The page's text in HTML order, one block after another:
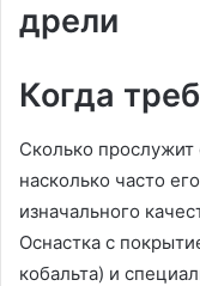
дрели
Когда
Сколько прослужит
насколько часто
изначального
Оснастка с
кобальта) и